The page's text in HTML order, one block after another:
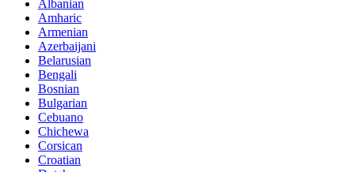
Albanian
Amharic
Armenian
Azerbaijani
Belarusian
Bengali
Bosnian
Bulgarian
Cebuano
Chichewa
Corsican
Croatian